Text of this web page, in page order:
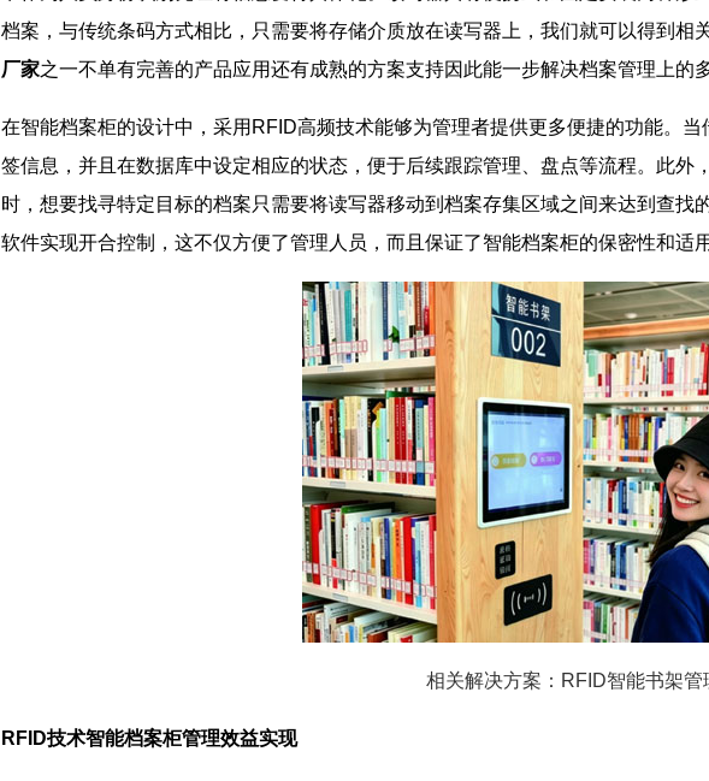
档案，与传统条码方式相比，只需要将存储介质放在读写器上，我们就可以得到相
厂家之一不单有完善的产品应用还有成熟的方案支持因此能一步解决档案管理上的
在智能档案柜的设计中，采用RFID高频技术能够为管理者提供更多便捷的功能。
签信息，并且在数据库中设定相应的状态，便于后续跟踪管理、盘点等流程。此外
时，想要找寻特定目标的档案只需要将读写器移动到档案存集区域之间来达到查找
软件实现开合控制，这不仅方便了管理人员，而且保证了智能档案柜的保密性和适用
相关解决方案：RFID智能书架管
RFID技术智能档案柜管理效益实现